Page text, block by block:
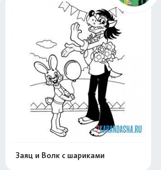
Заяц и Волк с шариками